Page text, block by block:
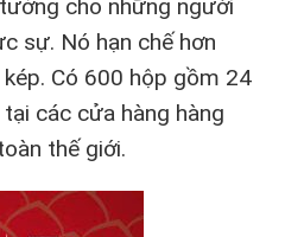
cho những người
sự. Nó hạn chế hơn
Có 600 hộp gồm 24
các cửa hàng hàng
thế giới.